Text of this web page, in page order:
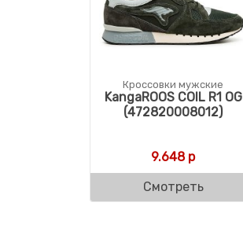
Кроссовки мужские
KangaROOS COIL R1 OG
(472820008012)
9.648р
Смотреть